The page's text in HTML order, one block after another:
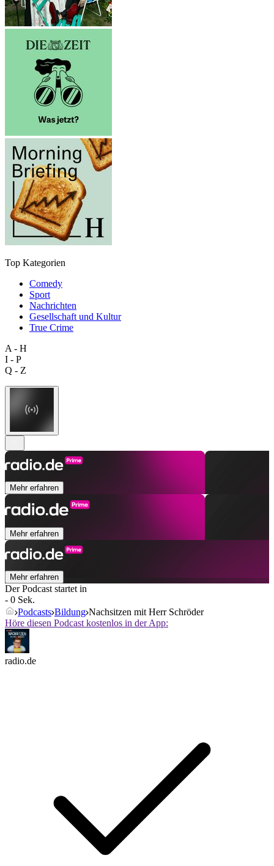
Top Kategorien
Comedy
Sport
Nachrichten
Gesellschaft und Kultur
True Crime
A - H
I - P
Q - Z
Mehr erfahren
Mehr erfahren
Mehr erfahren
Der Podcast startet in
- 0 Sek.
Podcasts Bildung Nachsitzen mit Herr Schröder
Höre diesen Podcast kostenlos in der App:
radio.de